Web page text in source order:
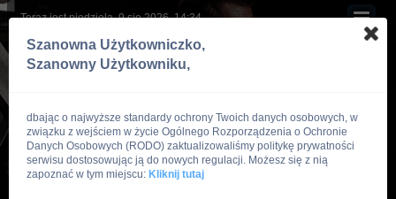
Teraz jest niedziela, 9 sie 2026, 14:34
Szanowna Użytkowniczko,
Szanowny Użytkowniku,
dbając o najwyższe standardy ochrony Twoich danych osobowych, w
związku z wejściem w życie Ogólnego Rozporządzenia o Ochronie
Danych Osobowych (RODO) zaktualizowaliśmy politykę prywatności
serwisu dostosowując ją do nowych regulacji. Możesz się z nią
zapoznać w tym miejscu: Kliknij tutaj